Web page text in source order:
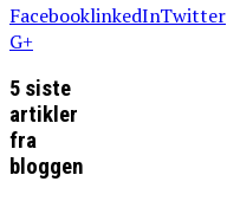
FacebooklinkedInTwitter
G+
5 siste
artikler
fra
bloggen